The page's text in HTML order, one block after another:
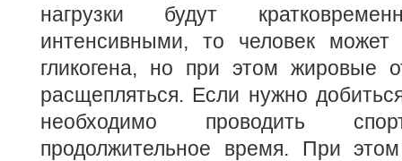
нагрузки будут
интенсивными, то человек может
гликогена, но при этом жировые
расщепляться. Если нужно
необходимо проводить
продолжительное время. При